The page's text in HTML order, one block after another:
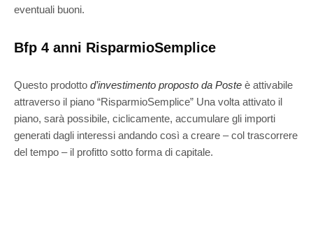
eventuali buoni.
Bfp 4 anni RisparmioSemplice
Questo prodotto d’investimento proposto da Poste è attivabile
attraverso il piano “RisparmioSemplice” Una volta attivato il
piano, sarà possibile, ciclicamente, accumulare gli importi
generati dagli interessi andando così a creare – col trascorrere
del tempo – il profitto sotto forma di capitale.